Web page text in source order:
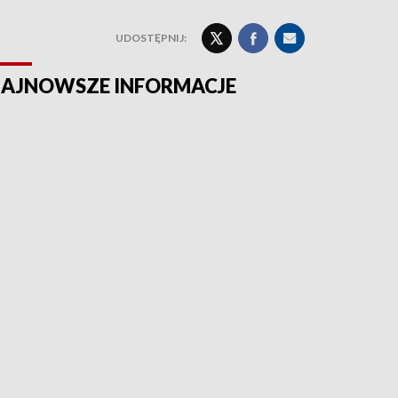
UDOSTĘPNIJ:
INFORMACJE